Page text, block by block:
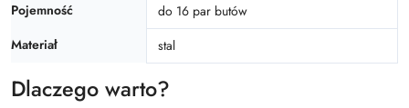
Pojemność
do 16 par butów
Materiał
stal
Dlaczego warto?